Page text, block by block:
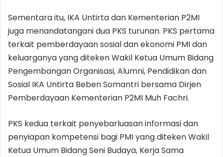
Sementara itu, IKA Untirta dan Kementerian P2MI
juga menandatangani dua PKS turunan. PKS pertama
terkait pemberdayaan sosial dan ekonomi PMI dan
keluarganya yang diteken Wakil Ketua Umum Bidang
Pengembangan Organisasi, Alumni, Pendidikan dan
Sosial IKA Untirta Beben Somantri bersama Dirjen
Pemberdayaan Kementerian P2MI Muh Fachri.
PKS kedua terkait penyebarluasan informasi dan
penyiapan kompetensi bagi PMI yang diteken Wakil
Ketua Umum Bidang Seni Budaya, Kerja Sama